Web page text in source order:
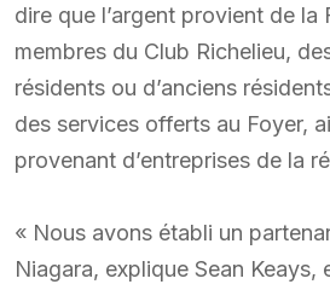
dire que l’argent provient de la
membres du Club Richelieu,
résidents ou d’anciens
des services offerts au Foyer,
provenant d’entreprises de la
« Nous avons établi un
Niagara, explique Sean Keays,